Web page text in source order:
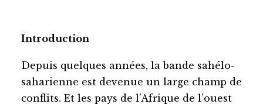
Introduction
Depuis quelques années, la bande sahélo-
saharienne est devenue un large champ de
conflits. Et les pays de l’Afrique de l’ouest